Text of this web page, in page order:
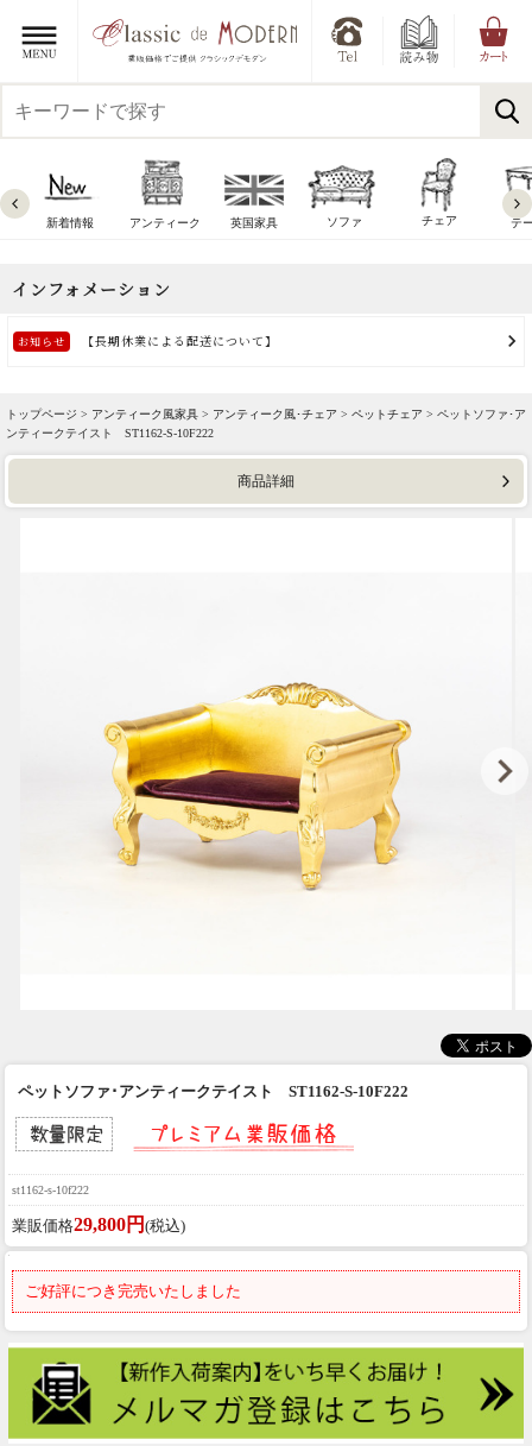
新着情報 アンティーク 英国家具 ソファ チェア テ
トップページ > アンティーク風家具 > アンティーク風･チェア > ペットチェア > ペットソファ･ア
ンティークテイスト ST1162-S-10F222
商品詳細
ペットソファ･アンティークテイスト ST1162-S-10F222
st1162-s-10f222
業販価格29,800円 (税込)
ご好評につき完売いたしました